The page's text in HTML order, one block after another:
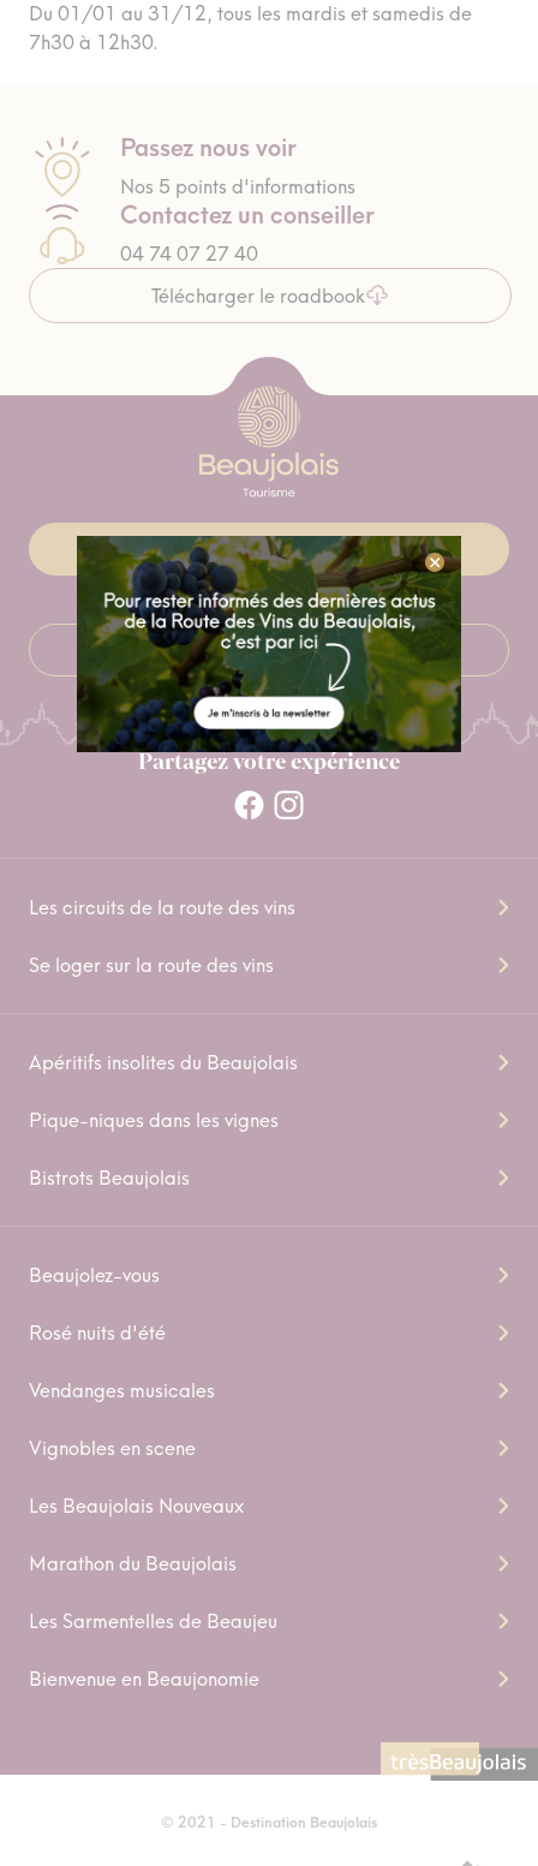
Du 01/01 au 31/12, tous les mardis et samedis de
7h30 à 12h30.
Passez nous voir
Nos 5 points d'informations
Contactez un conseiller
04 74 07 27 40
Télécharger le roadbook
Site Beaujolais Tourisme
S’inscrire à la News œno’
Partagez votre expérience
Les circuits de la route des vins
Se loger sur la route des vins
Apéritifs insolites du Beaujolais
Pique-niques dans les vignes
Bistrots Beaujolais
Beaujolez-vous
Rosé nuits d'été
Vendanges musicales
Vignobles en scene
Les Beaujolais Nouveaux
Marathon du Beaujolais
Les Sarmentelles de Beaujeu
Bienvenue en Beaujonomie
© 2021 - Destination Beaujolais